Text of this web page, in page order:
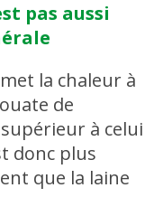
pas aussi
la chaleur à
de
à celui
donc plus
que la laine